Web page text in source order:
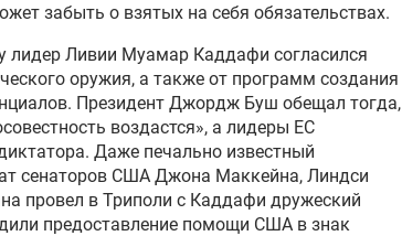
забыть о взятых на себя обязательствах.
лидер Ливии Муамар Каддафи согласился
оружия, а также от программ создания
Президент Джордж Буш обещал тогда,
воздастся», а лидеры ЕС
Даже печально известный
сенаторов США Джона Маккейна, Линдси
провел в Триполи с Каддафи дружеский
предоставление помощи США в знак